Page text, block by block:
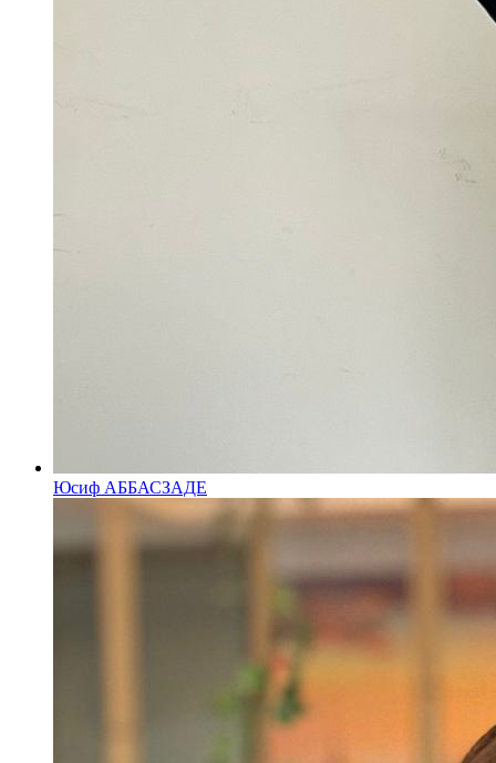
Юсиф АББАСЗАДЕ